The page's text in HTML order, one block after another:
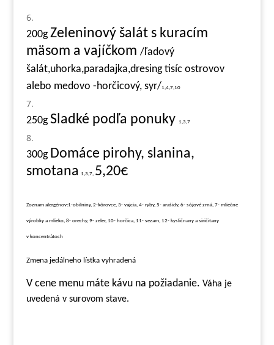
200gZeleninový šalát s kuracím
mäsom a vajíčkom /ľadový
šalát,uhorka,paradajka,dresing tisíc ostrovov
alebo medovo -horčicový, syr/1,4,7,10
250g Sladké podľa ponuky 1,3,7
300g Domáce pirohy, slanina,
smotana
1,3,7, 5,20€
Zoznam alergénov:1-obilniny, 2-kôrovce, 3- vajcia, 4- ryby, 5- arašidy, 6- sójové zrná, 7- mliečne
výrobky a mlieko, 8- orechy, 9- zeler, 10- horčica, 11- sezam, 12- kysličnany a siričitany
v koncentrátoch
Zmena jedálneho lístka vyhradená
V cene menu máte kávu na požiadanie. Váha je
uvedená v surovom stave.